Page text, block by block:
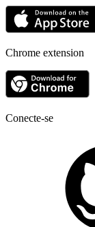
Chrome extension
Conecte-se